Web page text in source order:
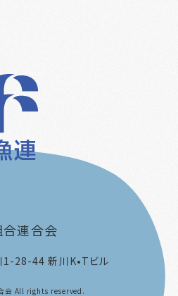
連合会
1-28-44 新川K•Tビル
会 All rights reserved.